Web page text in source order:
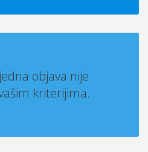
objava nije
kriterijima.